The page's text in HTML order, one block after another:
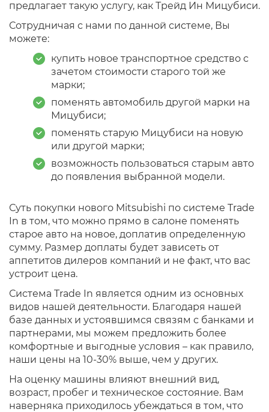
предлагает такую услугу, как Трейд Ин Мицубиси.
Сотрудничая с нами по данной системе, Вы
можете:
купить новое транспортное средство с
зачетом стоимости старого той же
марки;
поменять автомобиль другой марки на
Мицубиси;
поменять старую Мицубиси на новую
или другой марки;
возможность пользоваться старым авто
до появления выбранной модели.
Суть покупки нового Mitsubishi по системе Trade
In в том, что можно прямо в салоне поменять
старое авто на новое, доплатив определенную
сумму. Размер доплаты будет зависеть от
аппетитов дилеров компаний и не факт, что вас
устроит цена.
Система Trade In является одним из основных
видов нашей деятельности. Благодаря нашей
базе данных и устоявшимся связям с банками и
партнерами, мы можем предложить более
комфортные и выгодные условия – как правило,
наши цены на 10-30% выше, чем у других.
На оценку машины влияют внешний вид,
возраст, пробег и техническое состояние. Вам
наверняка приходилось убеждаться в том, что